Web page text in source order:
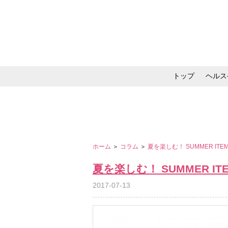
トップ ヘル
ホーム ＞ コラム ＞ 夏を楽しむ！ SUMMER
夏を楽しむ！ SUMMER
2017-07-13